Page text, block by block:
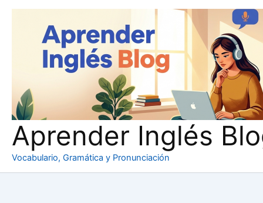
Aprender Inglés
Vocabulario, Gramática y Pronunciación